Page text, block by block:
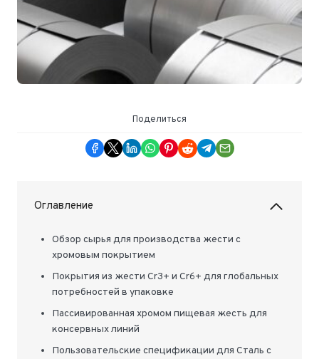
Поделиться
Оглавление
Обзор сырья для производства жести с
хромовым покрытием
Покрытия из жести Cr3+ и Cr6+ для глобальных
потребностей в упаковке
Пассивированная хромом пищевая жесть для
консервных линий
Пользовательские спецификации для Сталь с